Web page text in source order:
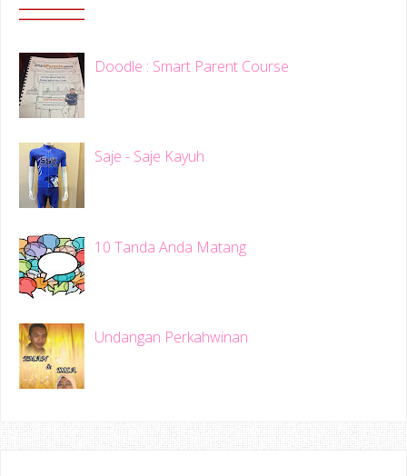
Doodle : Smart Parent Course
Saje - Saje Kayuh
10 Tanda Anda Matang
Undangan Perkahwinan